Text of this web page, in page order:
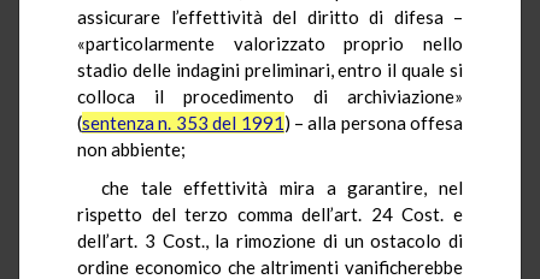
assicurare l’effettività del diritto di difesa –
«particolarmente valorizzato proprio nello
stadio delle indagini preliminari, entro il quale si
colloca il procedimento di archiviazione»
(sentenza n. 353 del 1991) – alla persona offesa
non abbiente;
che tale effettività mira a garantire, nel
rispetto del terzo comma dell’art. 24 Cost. e
dell’art. 3 Cost., la rimozione di un ostacolo di
ordine economico che altrimenti vanificherebbe